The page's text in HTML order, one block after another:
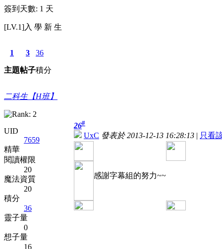
簽到天數: 1 天
[LV.1]入 學 新 生
1
主題
3
帖子
36
積分
二科生【H班】
UID
7659
精華
閱讀權限
20
魔法資質
20
積分
36
靈子量
0
想子量
16
26#
UxC 發表於 2013-12-13 16:28:13 | 只看
感謝字幕組的努力~~